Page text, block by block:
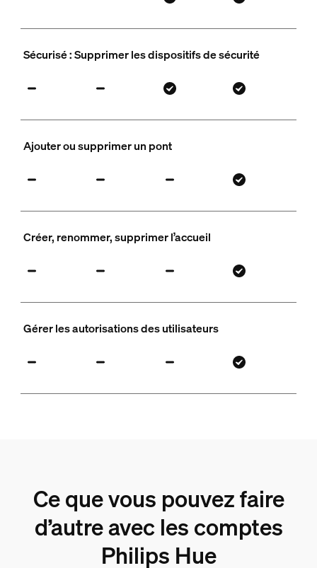
Sécurisé : Supprimer les dispositifs de sécurité
Ajouter ou supprimer un pont
Créer, renommer, supprimer l’accueil
Gérer les autorisations des utilisateurs
Ce que vous pouvez faire
d’autre avec les comptes
Philips Hue